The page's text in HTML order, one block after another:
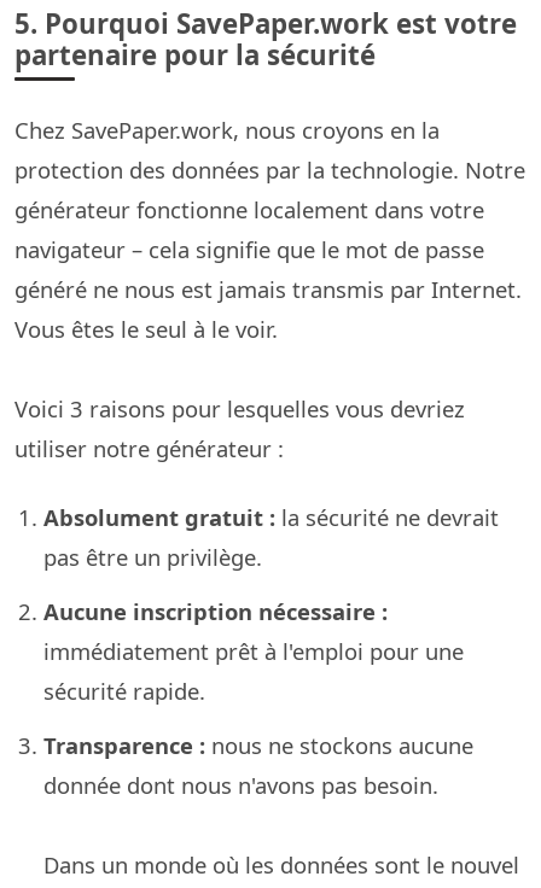
5. Pourquoi SavePaper.work est votre
partenaire pour la sécurité
Chez SavePaper.work, nous croyons en la
protection des données par la technologie. Notre
générateur fonctionne localement dans votre
navigateur – cela signifie que le mot de passe
généré ne nous est jamais transmis par Internet.
Vous êtes le seul à le voir.
Voici 3 raisons pour lesquelles vous devriez
utiliser notre générateur :
Absolument gratuit : la sécurité ne devrait
pas être un privilège.
Aucune inscription nécessaire :
immédiatement prêt à l'emploi pour une
sécurité rapide.
Transparence : nous ne stockons aucune
donnée dont nous n'avons pas besoin.
Dans un monde où les données sont le nouvel